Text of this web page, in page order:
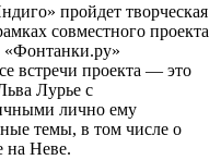
пройдет творческая
совместного проекта
«Фонтанки.ру»
встречи проекта — это
Лурье с
лично ему
темы, в том числе о
на Неве.